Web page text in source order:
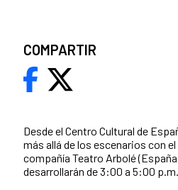
Desde el Centro Cultural de
más allá de los escenarios con el
compañía Teatro Arbolé
desarrollarán de 3:00 a 5:00
COMPARTIR